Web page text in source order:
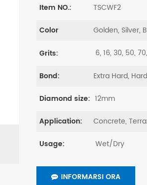
Item NO.: TSCWF2
Color Golden, Silver,
Grits: 6, 16, 30, 50,
Bond: Extra Hard,
Diamond size: 12mm
Application: Concrete,
Usage: Wet/Dry
INFORMARSI ORA